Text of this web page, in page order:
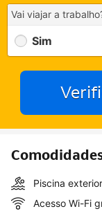
Vai viajar a
Sim
Piscina exterior
Acesso Wi-Fi